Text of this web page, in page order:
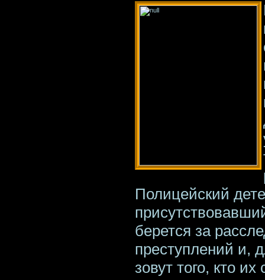
Полицейский
берется за
преступлений и,
зовут того, кто